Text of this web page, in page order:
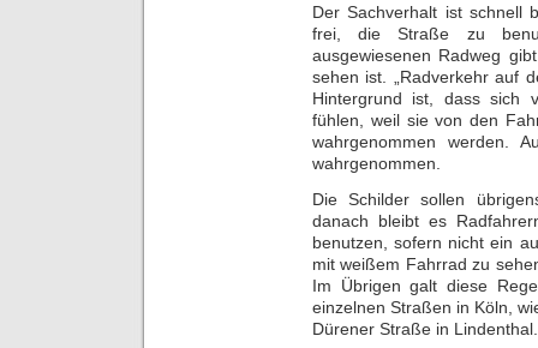
Der Sachverhalt ist schnell
frei, die Straße zu
ausgewiesenen Radweg
sehen ist. „Radverkehr auf
Hintergrund ist, dass sich
fühlen, weil sie von den
wahrgenommen werden.
wahrgenommen.
Die Schilder sollen
danach bleibt es
benutzen, sofern nicht ein
mit weißem Fahrrad zu
Im Übrigen galt diese
einzelnen Straßen in Köln,
Dürener Straße in Lindenthal.